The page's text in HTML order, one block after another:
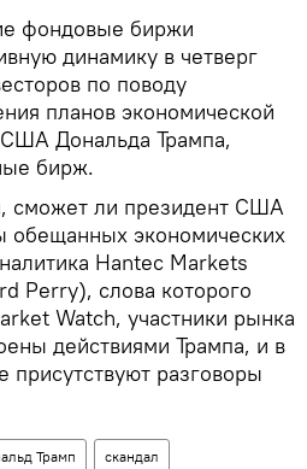
фондовые биржи
динамику в четверг
по поводу
планов экономической
Дональда Трампа,
бирж.
сможет ли президент США
обещанных экономических
Hantec Markets
Perry), слова которого
Watch, участники рынка
действиями Трампа, и в
разговоры
Трамп скандал